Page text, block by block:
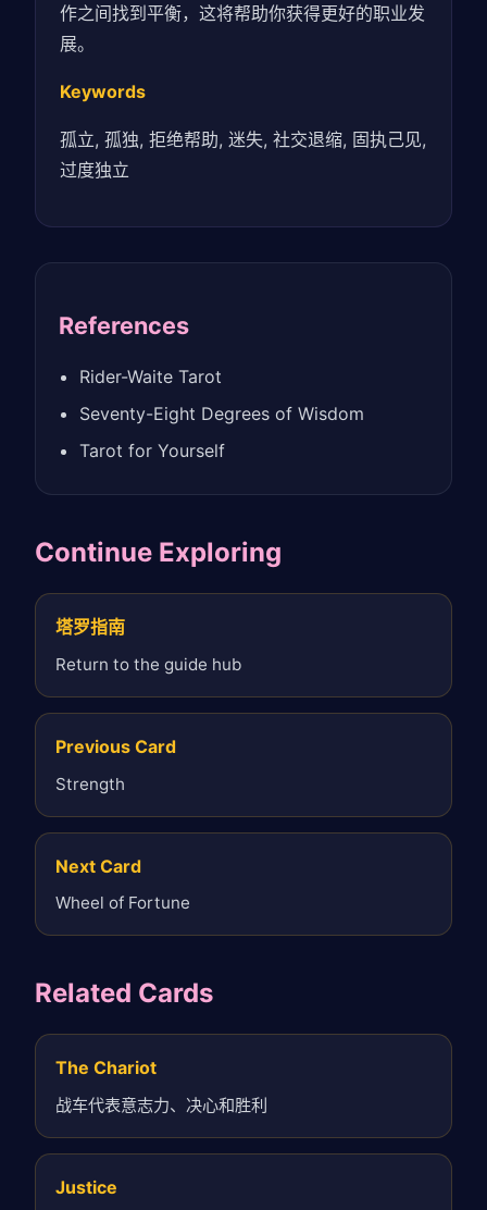
作之间找到平衡，这将帮助你获得更好的职业发
展。
Keywords
孤立, 孤独, 拒绝帮助, 迷失, 社交退缩, 固执己见,
过度独立
References
Rider-Waite Tarot
Seventy-Eight Degrees of Wisdom
Tarot for Yourself
Continue Exploring
塔罗指南
Return to the guide hub
Previous Card
Strength
Next Card
Wheel of Fortune
Related Cards
The Chariot
战车代表意志力、决心和胜利
Justice